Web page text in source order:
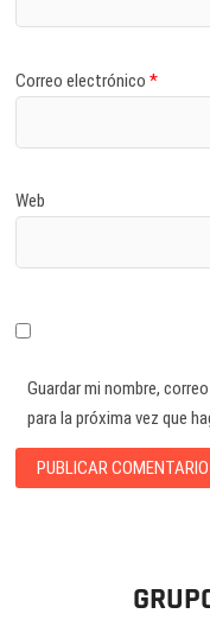
Correo electrónico*
Web
Guardar mi nombre,
para la próxima vez que